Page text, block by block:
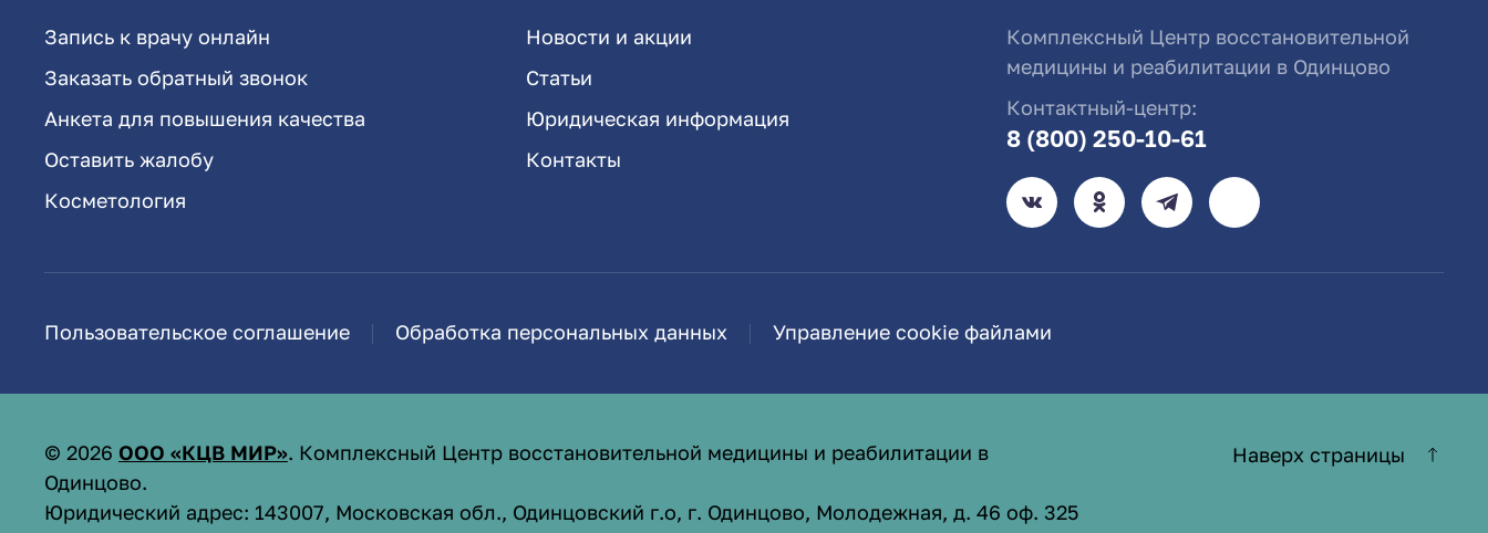
Запись к врачу онлайн
Заказать обратный звонок
Анкета для повышения качества
Оставить жалобу
Косметология
Новости и акции
Статьи
Юридическая информация
Контакты
Комплексный Центр восстановительной
медицины и реабилитации в Одинцово
Контактный-центр:
8 (800) 250-10-61
Пользовательское соглашение Обработка персональных данных Управление cookie файлами
© 2026 ООО «КЦВ МИР». Комплексный Центр восстановительной медицины и реабилитации в
Одинцово.
Юридический адрес: 143007, Московская обл., Одинцовский г.о, г. Одинцово, Молодежная, д. 46 оф. 325
Наверх страницы